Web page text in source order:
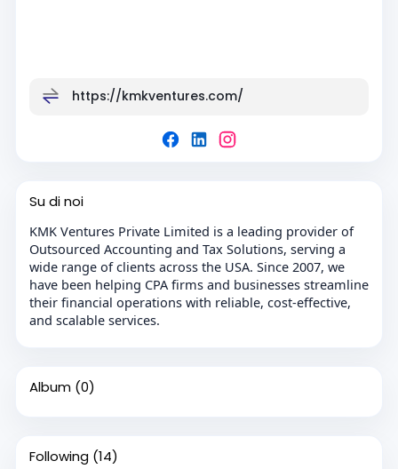
https://kmkventures.com/
Su di noi
KMK Ventures Private Limited is a leading provider of
Outsourced Accounting and Tax Solutions, serving a
wide range of clients across the USA. Since 2007, we
have been helping CPA firms and businesses streamline
their financial operations with reliable, cost-effective,
and scalable services.
Album (0)
Following (14)